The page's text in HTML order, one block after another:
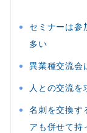
セミナーは参
多い
異業種交流会
人との交流を
名刺を交換す
アも併せて持